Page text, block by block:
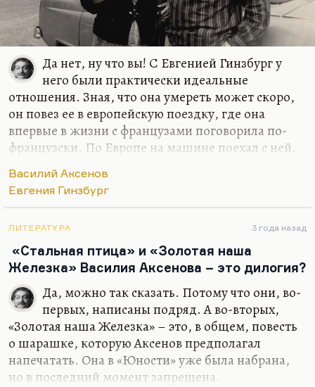
Да нет, ну что вы! С Евгенией Гинзбург у
него были практически идеальные
отношения. Зная, что она умереть может скоро,
он повез ее в европейскую поездку, где она
впервые в жизни с французами поговорила по-
французски. По Европе на машине поехал с ней.
стороны Конецкого это было очень
отвратительно, со стороны Аксенова, конечно,
нехорошо себя повел по отношению к Аксенову-
эмигранту) писал: «Что есть, то есть: гулаговскую
мамашу везти в Европу – это подвиг». И Аксенов
это сделал.
Конечно, смерть Евгении Гинзбург была для
Аксенова тяжелейшим ударом. Многие
вспоминали, что он был на ее похоронах
совершенно…
Василий Аксенов
Евгения Гинзбург
ЛИТЕРАТУРА 3 года назад
«Стальная птица» и «Золотая наша
Железка» Василия Аксенова – это дилогия?
Да, можно так сказать. Потому что они, во-
первых, написаны подряд. А во-вторых,
«Золотая наша Железка» – это, в общем, повесть
о шарашке, которую Аксенов предполагал
напечатать. Она в «Юности» уже была набрана,
но в последний момент запрещена.